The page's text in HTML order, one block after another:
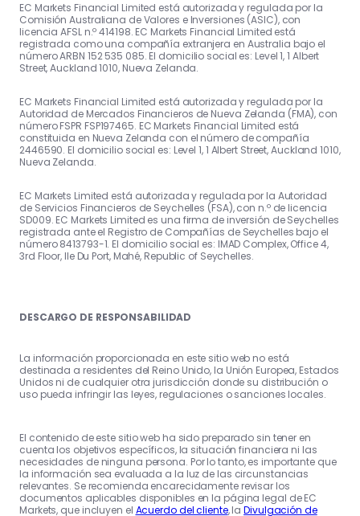
EC Markets Financial Limited está autorizada y regulada por la
Comisión Australiana de Valores e Inversiones (ASIC), con
licencia AFSL n.º 414198. EC Markets Financial Limited está
registrada como una compañía extranjera en Australia bajo el
número ARBN 152 535 085. El domicilio social es: Level 1, 1 Albert
Street, Auckland 1010, Nueva Zelanda.
EC Markets Financial Limited está autorizada y regulada por la
Autoridad de Mercados Financieros de Nueva Zelanda (FMA), con
número FSPR FSP197465. EC Markets Financial Limited está
constituida en Nueva Zelanda con el número de compañía
2446590. El domicilio social es: Level 1, 1 Albert Street, Auckland 1010,
Nueva Zelanda.
EC Markets Limited está autorizada y regulada por la Autoridad
de Servicios Financieros de Seychelles (FSA), con n.º de licencia
SD009. EC Markets Limited es una firma de inversión de Seychelles
registrada ante el Registro de Compañías de Seychelles bajo el
número 8413793-1. El domicilio social es: IMAD Complex, Office 4,
3rd Floor, Ile Du Port, Mahé, Republic of Seychelles.
DESCARGO DE RESPONSABILIDAD
La información proporcionada en este sitio web no está
destinada a residentes del Reino Unido, la Unión Europea, Estados
Unidos ni de cualquier otra jurisdicción donde su distribución o
uso pueda infringir las leyes, regulaciones o sanciones locales.
El contenido de este sitio web ha sido preparado sin tener en
cuenta los objetivos específicos, la situación financiera ni las
necesidades de ninguna persona. Por lo tanto, es importante que
la información sea evaluada a la luz de las circunstancias
relevantes. Se recomienda encarecidamente revisar los
documentos aplicables disponibles en la página legal de EC
Markets, que incluyen el Acuerdo del cliente, laDivulgación de